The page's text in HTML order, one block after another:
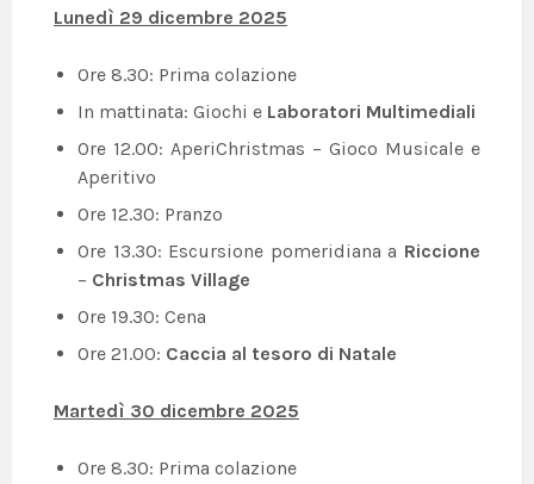
Lunedì 29 dicembre 2025
Ore 8.30: Prima colazione
In mattinata: Giochi e Laboratori Multimediali
Ore 12.00: AperiChristmas – Gioco Musicale e
Aperitivo
Ore 12.30: Pranzo
Ore 13.30: Escursione pomeridiana a Riccione
– Christmas Village
Ore 19.30: Cena
Ore 21.00: Caccia al tesoro di Natale
Martedì 30 dicembre 2025
Ore 8.30: Prima colazione